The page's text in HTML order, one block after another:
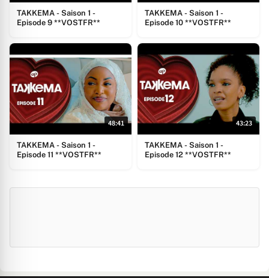
TAKKEMA - Saison 1 -
Episode 9 **VOSTFR**
TAKKEMA - Saison 1 -
Episode 10 **VOSTFR**
48:41
TAKKEMA - Saison 1 -
Episode 11 **VOSTFR**
43:23
TAKKEMA - Saison 1 -
Episode 12 **VOSTFR**